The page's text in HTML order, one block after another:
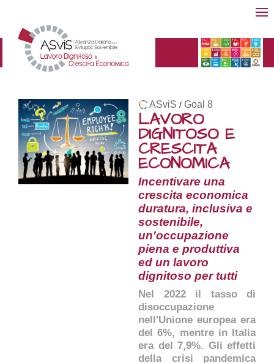
ASviS / Goal 8
LAVORO
DIGNITOSO E
CRESCITA
ECONOMICA
Incentivare una
crescita economica
duratura, inclusiva e
sostenibile,
un'occupazione
piena e produttiva
ed un lavoro
dignitoso per tutti
Nel 2022 il tasso di
disoccupazione
nell'Unione europea era
del 6%, mentre in Italia
era del 7,9%. Gli effetti
della crisi pandemica